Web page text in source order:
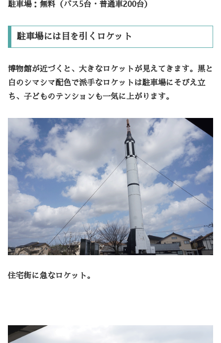
駐車場：無料（バス5台・普通車200台）
駐車場には目を引くロケット
博物館が近づくと、大きなロケットが見えてきます。黒と
白のシマシマ配色で派手なロケットは駐車場にそびえ立
ち、子どものテンションも一気に上がります。
住宅街に急なロケット。